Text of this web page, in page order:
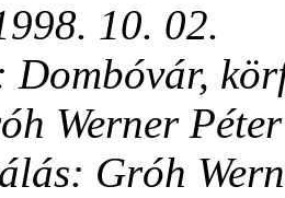
10. 02.
Dombóvár,
Werner Péter
Gróh